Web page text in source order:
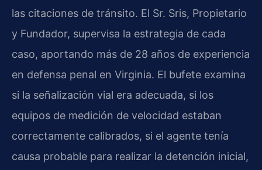
las citaciones de tránsito. El Sr. Sris, Propietario
y Fundador, supervisa la estrategia de cada
caso, aportando más de 28 años de experiencia
en defensa penal en Virginia. El bufete examina
si la señalización vial era adecuada, si los
equipos de medición de velocidad estaban
correctamente calibrados, si el agente tenía
causa probable para realizar la detención inicial,